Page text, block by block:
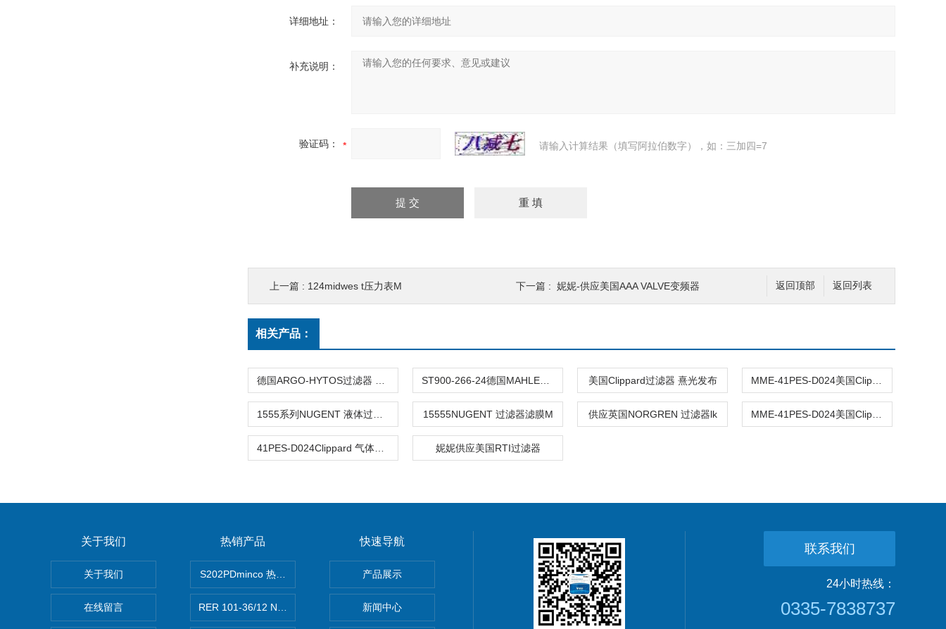
详细地址：
补充说明：
验证码： 请输入计算结果（填写阿拉伯数字），如：三加四=7
返回列表
返回顶部
上一篇 : 124midwes t压力表M 下一篇 : 妮妮-供应美国AAA VALVE变频器
相关产品：
美国Clippard过滤器 熹光发布
15555NUGENT 过滤器滤膜M 供应英国NORGREN 过滤器lk
妮妮供应美国RTI过滤器
关于我们
关于我们
在线留言
热销产品
S202PDminco 热电阻
RER 101-36/12 NHH离心EBMPAPST 风扇
快速导航
产品展示
新闻中心
联系我们
24小时热线：
0335-7838737